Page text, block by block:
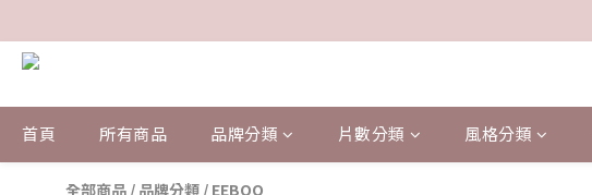
首頁 所有商品 品牌分類 片數分類 風格分類
全部商品 / 品牌分類 / EEBOO